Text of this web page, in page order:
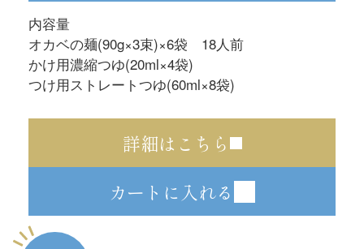
内容量
オカベの麺(90g×3束)×6袋 18人前
かけ用濃縮つゆ(20ml×4袋)
つけ用ストレートつゆ(60ml×8袋)
詳細はこちら
カートに入れる